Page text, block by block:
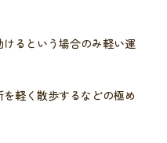
るという場合のみ軽い運
軽く散歩するなどの極め